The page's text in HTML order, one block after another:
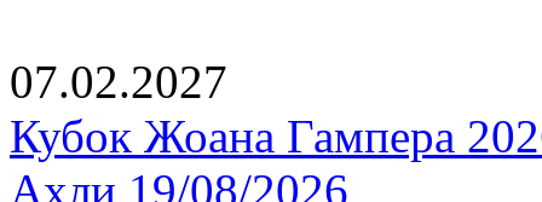
07.02.2027
Кубок Жоана Гампера
Ахли 19/08/2026